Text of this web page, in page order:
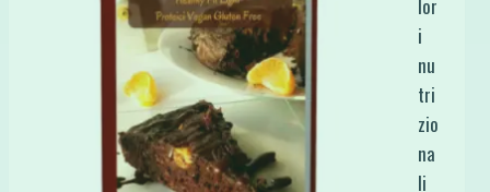
lor
i
nu
tri
zio
na
li